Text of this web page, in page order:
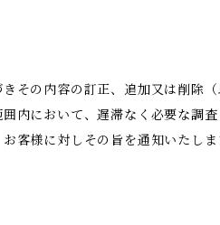
その内容の訂正、追加又は削除
内において、遅滞なく必要な調
客様に対しその旨を通知いたし